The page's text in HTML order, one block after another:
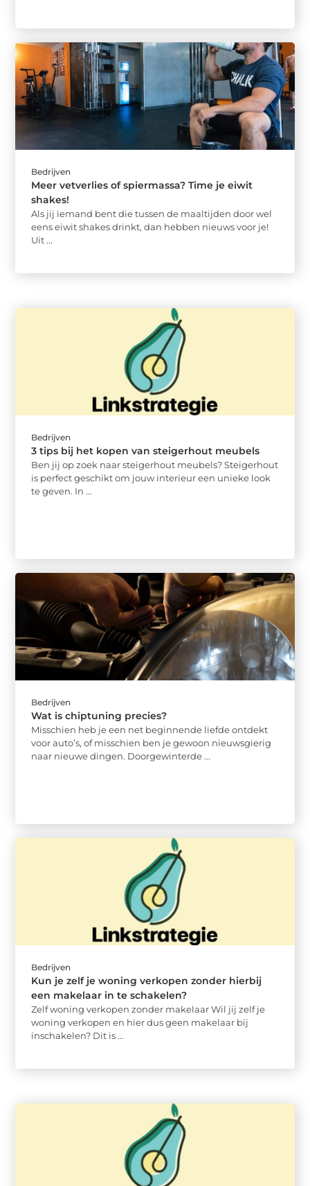
Bedrijven
Meer vetverlies of spiermassa? Time je eiwit
shakes!
Als jij iemand bent die tussen de maaltijden door wel
eens eiwit shakes drinkt, dan hebben nieuws voor je!
Uit ...
Bedrijven
3 tips bij het kopen van steigerhout meubels
Ben jij op zoek naar steigerhout meubels? Steigerhout
is perfect geschikt om jouw interieur een unieke look
te geven. In ...
Bedrijven
Wat is chiptuning precies?
Misschien heb je een net beginnende liefde ontdekt
voor auto’s, of misschien ben je gewoon nieuwsgierig
naar nieuwe dingen. Doorgewinterde ...
Bedrijven
Kun je zelf je woning verkopen zonder hierbij
een makelaar in te schakelen?
Zelf woning verkopen zonder makelaar Wil jij zelf je
woning verkopen en hier dus geen makelaar bij
inschakelen? Dit is ...